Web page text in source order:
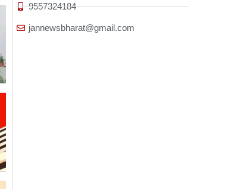
9557324184
jannewsbharat@gmail.com